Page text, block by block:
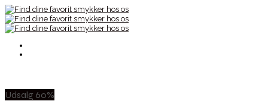
Udsalg 60%